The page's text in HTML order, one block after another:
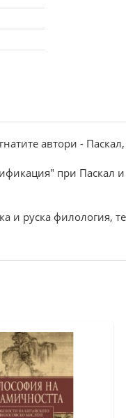
автори -
при Паскал
руска филология,